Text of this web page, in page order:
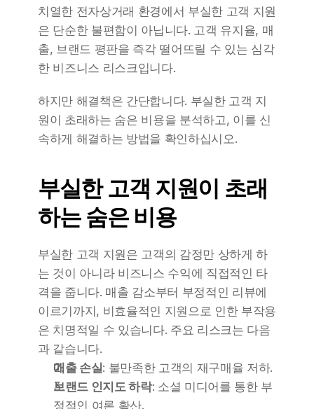
치열한 전자상거래 환경에서 부실한 고객 지원
은 단순한 불편함이 아닙니다. 고객 유지율, 매
출, 브랜드 평판을 즉각 떨어뜨릴 수 있는 심각
한 비즈니스 리스크입니다.
하지만 해결책은 간단합니다. 부실한 고객 지
원이 초래하는 숨은 비용을 분석하고, 이를 신
속하게 해결하는 방법을 확인하십시오.
부실한 고객 지원이 초래
하는 숨은 비용
부실한 고객 지원은 고객의 감정만 상하게 하
는 것이 아니라 비즈니스 수익에 직접적인 타
격을 줍니다. 매출 감소부터 부정적인 리뷰에
이르기까지, 비효율적인 지원으로 인한 부작용
은 치명적일 수 있습니다. 주요 리스크는 다음
과 같습니다.
매출 손실: 불만족한 고객의 재구매율 저하.
브랜드 인지도 하락: 소셜 미디어를 통한 부
정적인 여론 확산.